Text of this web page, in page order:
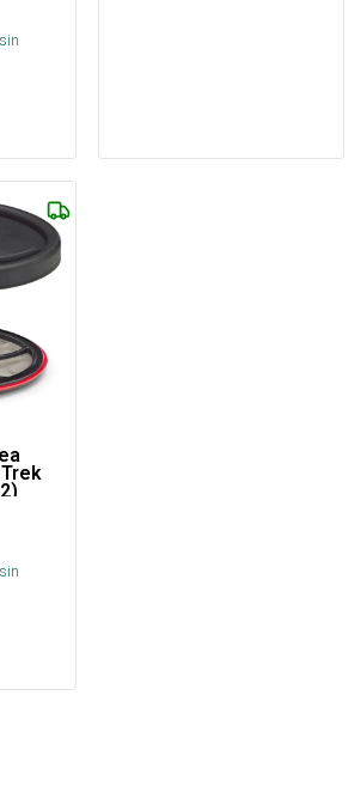
sin
sin